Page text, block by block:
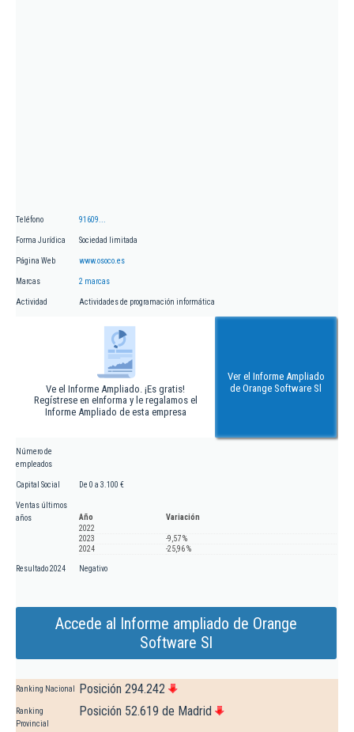
Teléfono 91609...
Forma Jurídica Sociedad limitada
Página Web www.osoco.es
Marcas 2 marcas
Actividad Actividades de programación informática
Ve el Informe Ampliado. ¡Es gratis!
Regístrese en eInforma y le regalamos el
Informe Ampliado de esta empresa
Ver el Informe Ampliado
de Orange Software Sl
Número de
empleados
Capital Social De 0 a 3.100 €
Ventas últimos
años
Año
Variación
2022
2023
-9,57 %
2024
-25,96 %
Resultado 2024 Negativo
Accede al Informe ampliado de Orange
Software Sl
Ranking Nacional Posición 294.242
Ranking
Provincial
Posición 52.619 de Madrid